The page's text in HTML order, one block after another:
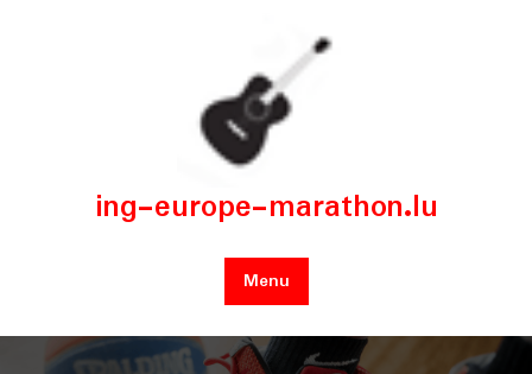
ing-europe-marathon.lu
Menu